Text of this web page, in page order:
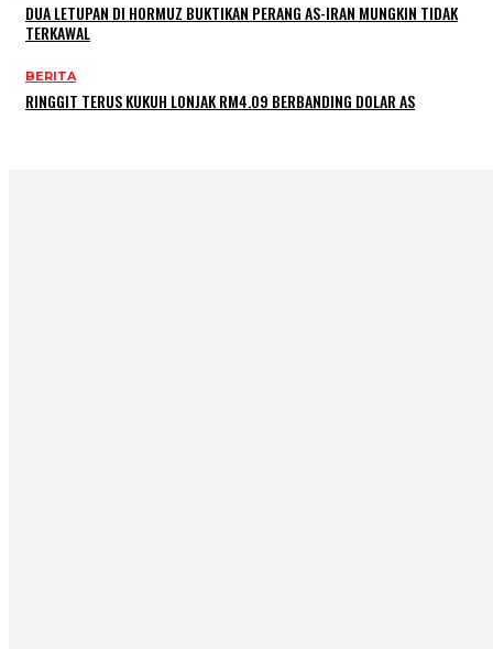
DUA LETUPAN DI HORMUZ BUKTIKAN PERANG AS-IRAN MUNGKIN TIDAK
TERKAWAL
BERITA
RINGGIT TERUS KUKUH LONJAK RM4.09 BERBANDING DOLAR AS